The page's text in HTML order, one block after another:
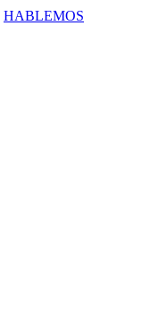
HABLEMOS